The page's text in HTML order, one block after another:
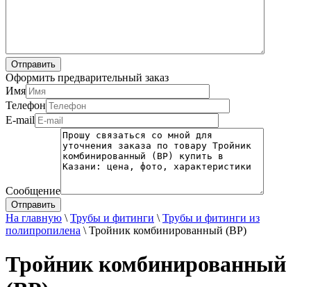
Оформить предварительный заказ
Имя
Телефон
E-mail
Сообщение
На главную \ Трубы и фитинги \ Трубы и фитинги из
полипропилена \ Тройник комбинированный (ВР)
Тройник комбинированный